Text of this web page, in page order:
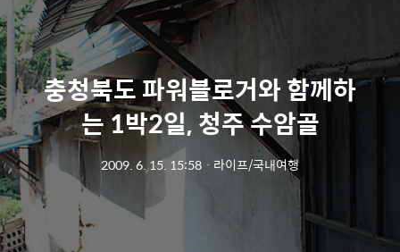
충청북도 파워블로거와 함께하
는 1박2일, 청주 수암골
2009. 6. 15. 15:58 ㆍ 라이프/국내여행